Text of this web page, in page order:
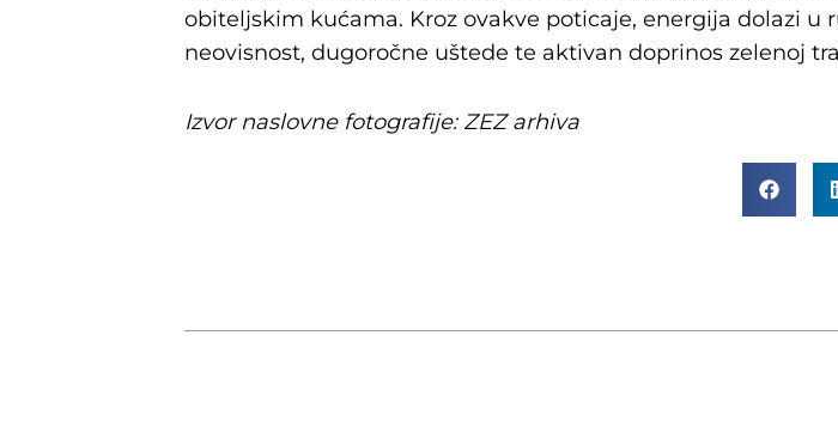
obiteljskim kućama. Kroz ovakve poticaje, energija dolazi
neovisnost, dugoročne uštede te aktivan doprinos zelenoj
Izvor naslovne fotografije: ZEZ arhiva